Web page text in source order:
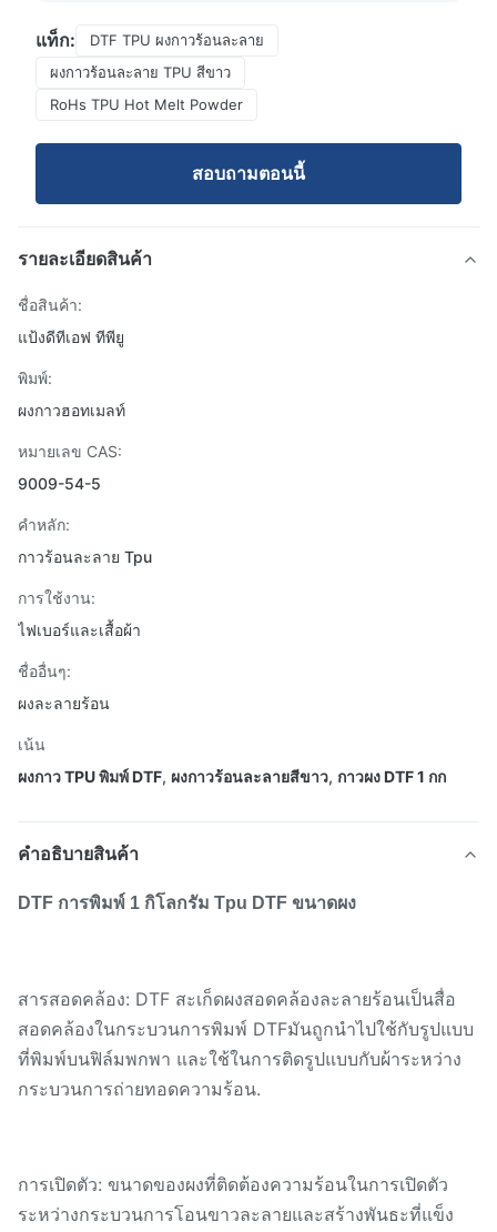
แท็ก:
DTF TPU ผงกาวร้อนละลาย
ผงกาวร้อนละลาย TPU สีขาว
RoHs TPU Hot Melt Powder
สอบถามตอนนี้
รายละเอียดสินค้า
ชื่อสินค้า:
แป้งดีทีเอฟ ทีพียู
พิมพ์:
ผงกาวฮอทเมลท์
หมายเลข CAS:
9009-54-5
คำหลัก:
กาวร้อนละลาย Tpu
การใช้งาน:
ไฟเบอร์และเสื้อผ้า
ชื่ออื่นๆ:
ผงละลายร้อน
เน้น
ผงกาว TPU พิมพ์ DTF, ผงกาวร้อนละลายสีขาว, กาวผง DTF 1 กก
คําอธิบายสินค้า
DTF การพิมพ์ 1 กิโลกรัม Tpu DTF ขนาดผง
สารสอดคล้อง: DTF สะเก็ดผงสอดคล้องละลายร้อนเป็นสื่อ
สอดคล้องในกระบวนการพิมพ์ DTFมันถูกนําไปใช้กับรูปแบบ
ที่พิมพ์บนฟิล์มพกพา และใช้ในการติดรูปแบบกับผ้าระหว่าง
กระบวนการถ่ายทอดความร้อน.
การเปิดตัว: ขนาดของผงที่ติดต้องความร้อนในการเปิดตัว
ระหว่างกระบวนการโอนขาวละลายและสร้างพันธะที่แข็ง